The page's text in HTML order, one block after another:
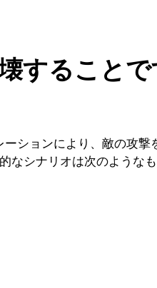
することで
ションにより、敵の攻
シナリオは次のようなも